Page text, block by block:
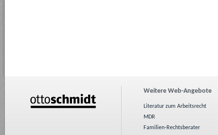
Weitere Web-Angebote
Literatur zum Arbeitsrecht
MDR
Familien-Rechtsberater